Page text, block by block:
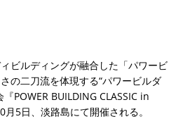
ビルディングが融合した「パワービ
の二刀流を体現する“パワービルダ
POWER BUILDING CLASSIC in
5日、淡路島にて開催される。